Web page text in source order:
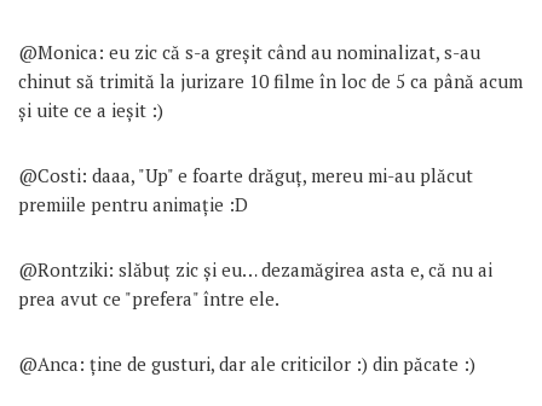
@Monica: eu zic că s-a greșit când au nominalizat, s-au
chinut să trimită la jurizare 10 filme în loc de 5 ca până acum
și uite ce a ieșit :)
@Costi: daaa, "Up" e foarte drăguț, mereu mi-au plăcut
premiile pentru animație :D
@Rontziki: slăbuț zic și eu… dezamăgirea asta e, că nu ai
prea avut ce "prefera" între ele.
@Anca: ține de gusturi, dar ale criticilor :) din păcate :)